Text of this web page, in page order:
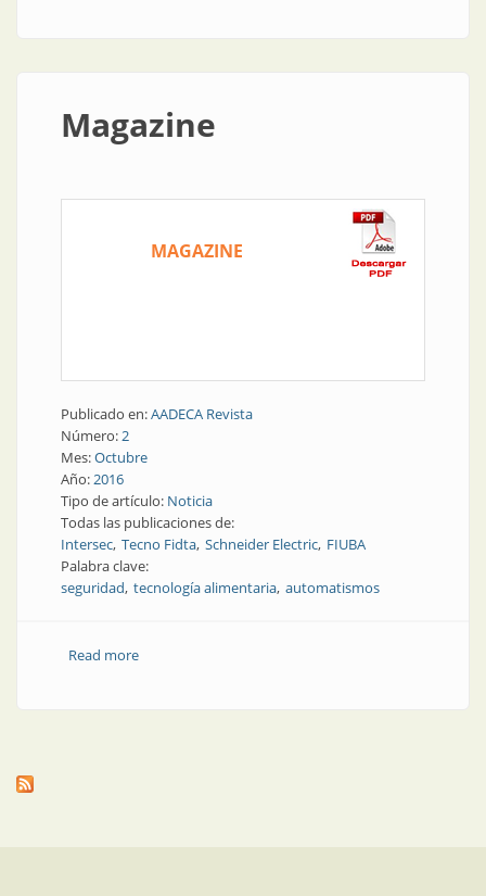
Magazine
MAGAZINE
Publicado en:AADECA Revista
Número:2
Mes:Octubre
Año:2016
Tipo de artículo: Noticia
Todas las publicaciones de:
Intersec Tecno Fidta Schneider Electric FIUBA
Palabra clave:
seguridad tecnología alimentaria automatismos
Read moreabout Magazine